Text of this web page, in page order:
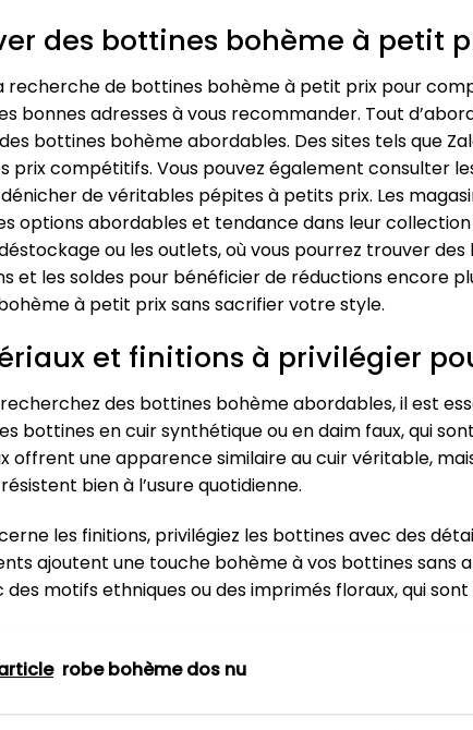
des bottines bohème à petit
recherche de bottines bohème à petit prix pour
bonnes adresses à vous recommander. Tout
bottines bohème abordables. Des sites tels que
prix compétitifs. Vous pouvez également consulter
de véritables pépites à petits prix. Les
options abordables et tendance dans leur collection
ou les outlets, où vous pourrez trouver
et les soldes pour bénéficier de réductions encore
à petit prix sans sacrifier votre style.
et finitions à privilégier
recherchez des bottines bohème abordables, il est
bottines en cuir synthétique ou en daim faux, qui
offrent une apparence similaire au cuir véritable,
bien à l’usure quotidienne.
les finitions, privilégiez les bottines avec des
ajoutent une touche bohème à vos bottines
motifs ethniques ou des imprimés floraux, qui
robe bohème dos nu